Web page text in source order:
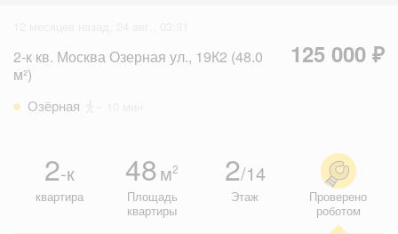
2-к кв. Москва Озерная ул., 19К2 (48.0
м²)
125 000 ₽
Озёрная
2-к
квартира
48м2
Площадь
квартиры
2/14
Этаж
Проверено
роботом